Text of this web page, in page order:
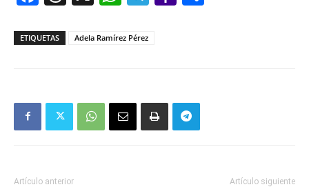
ETIQUETAS Adela Ramírez Pérez
Artículo anterior Artículo siguiente